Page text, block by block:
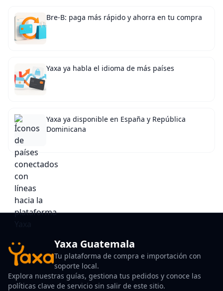
Bre-B: paga más rápido y ahorra en tu compra
Yaxa ya habla el idioma de más países
Yaxa ya disponible en España y República
Dominicana
Yaxa Guatemala
Tu plataforma de compra e importación con
soporte local.
Explora nuestras guías, gestiona tus pedidos y conoce las
políticas clave de servicio sin salir de este sitio.